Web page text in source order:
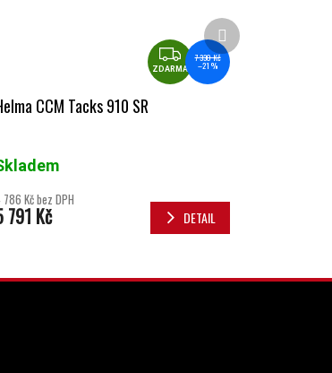
ZDARMA
ZDARMA
7 330 Kč
–21 %
CCM Tacks 910 SR
Kč bez DPH
791 Kč DETAIL
Další produkt